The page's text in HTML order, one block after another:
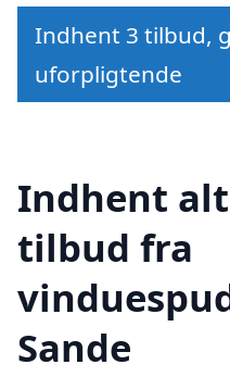
Indhent 3 tilbud,
uforpligtende
Indhent
tilbud fra
Sande